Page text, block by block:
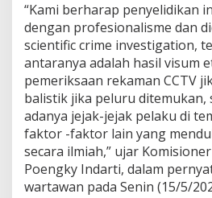
k
u
k
a
n
P
e
n
e
m
b
a
k
“Kami berharap penyelidikan
dengan profesionalisme dan
scientific crime investigation,
antaranya adalah hasil visum
pemeriksaan rekaman CCTV
balistik jika peluru ditemukan,
adanya jejak-jejak pelaku di
faktor -faktor lain yang
secara ilmiah,” ujar
Poengky Indarti, dalam
wartawan pada Senin (15/5/